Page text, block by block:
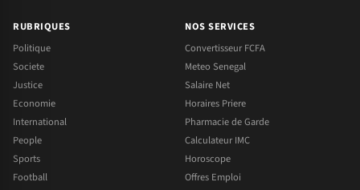
RUBRIQUES
Politique
Societe
Justice
Economie
International
People
Sports
Football
NOS SERVICES
Convertisseur FCFA
Meteo Senegal
Salaire Net
Horaires Priere
Pharmacie de Garde
Calculateur IMC
Horoscope
Offres Emploi